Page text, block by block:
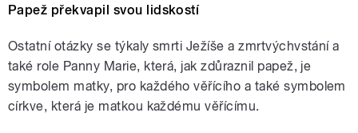
Papež překvapil svou lidskostí
Ostatní otázky se týkaly smrti Ježíše a zmrtvýchvstání a
také role Panny Marie, která, jak zdůraznil papež, je
symbolem matky, pro každého věřícího a také symbolem
církve, která je matkou každému věřícímu.